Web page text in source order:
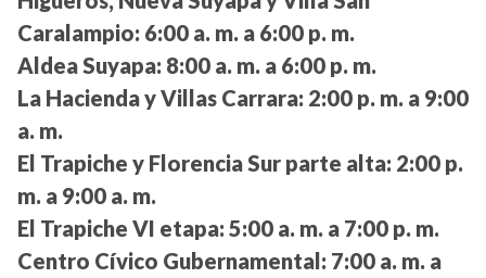
Caralampio: 6:00 a. m. a 6:00 p. m.
Aldea Suyapa: 8:00 a. m. a 6:00 p. m.
La Hacienda y Villas Carrara: 2:00 p. m. a 9:00
a. m.
El Trapiche y Florencia Sur parte alta: 2:00 p.
m. a 9:00 a. m.
El Trapiche VI etapa: 5:00 a. m. a 7:00 p. m.
Centro Cívico Gubernamental: 7:00 a. m. a